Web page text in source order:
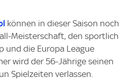
können in dieser Saison noch
Meisterschaft, den sportlich
und die Europa League
wird der 56-Jährige seinen
Spielzeiten verlassen.